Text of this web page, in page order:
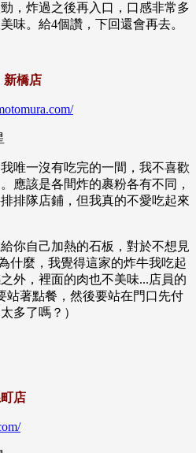
，炸過之後再入口，口感非常多
味。給4個讚，下回還會再去。
新橋店
唯一沒有吃完的一間，我不喜歡
應該是各間炸的裹粉各有不同，
排隊店鋪，但我真的不愛吃起來
你自己加熱的石板，對於不想見
什麼，我覺得這家的炸牛我吃起
外，裡面的肉也不美味...店員的
站著點餐，然後要站在門口先付
多了嗎？）
店